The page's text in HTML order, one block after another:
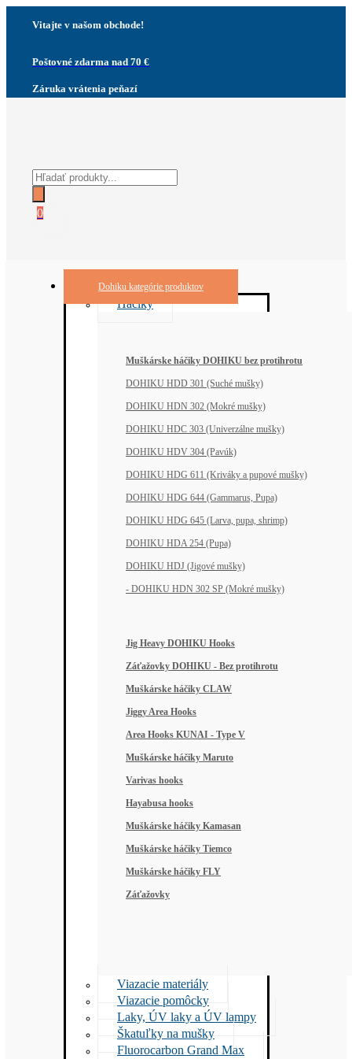
Vitajte v našom obchode!
Poštovné zdarma nad 70 €
Záruka vrátenia peňazí
Products
search
0
Dohiku kategórie produktov
Háčiky
Muškárske háčiky DOHIKU bez protihrotu
DOHIKU HDD 301 (Suché mušky)
DOHIKU HDN 302 (Mokré mušky)
DOHIKU HDC 303 (Univerzálne mušky)
DOHIKU HDV 304 (Pavúk)
DOHIKU HDG 611 (Kriváky a pupové mušky)
DOHIKU HDG 644 (Gammarus, Pupa)
DOHIKU HDG 645 (Larva, pupa, shrimp)
DOHIKU HDA 254 (Pupa)
DOHIKU HDJ (Jigové mušky)
- DOHIKU HDN 302 SP (Mokré mušky)
Jig Heavy DOHIKU Hooks
Záťažovky DOHIKU - Bez protihrotu
Muškárske háčiky CLAW
Jiggy Area Hooks
Area Hooks KUNAI - Type V
Muškárske háčiky Maruto
Varivas hooks
Hayabusa hooks
Muškárske háčiky Kamasan
Muškárske háčiky Tiemco
Muškárske háčiky FLY
Záťažovky
Viazacie materiály
Viazacie pomôcky
Laky, ÚV laky a ÚV lampy
Škatuľky na mušky
Fluorocarbon Grand Max